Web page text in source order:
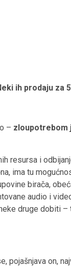
ih prodaju za
– zloupotrebom
resursa i
ima tu
birača,
audio i
druge dobiti –
pojašnjava on,